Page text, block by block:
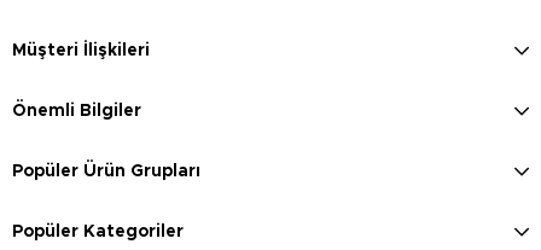
Müşteri İlişkileri
Önemli Bilgiler
Popüler Ürün Grupları
Popüler Kategoriler